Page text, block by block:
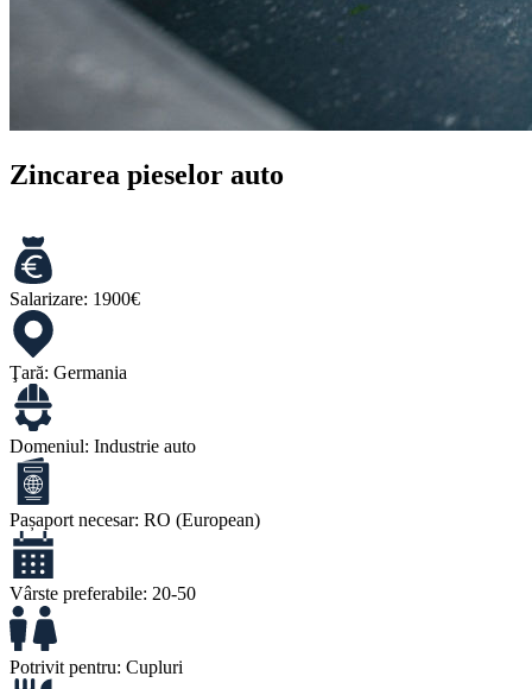
Zincarea pieselor auto
Salarizare: 1900€
Ţară: Germania
Domeniul: Industrie auto
Pașaport necesar: RO (European)
Vârste preferabile: 20-50
Potrivit pentru: Cupluri